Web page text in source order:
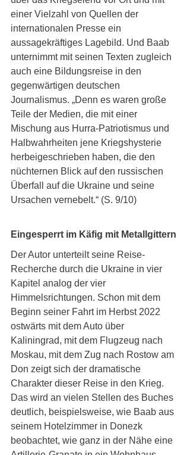
einer Vielzahl von Quellen der
internationalen Presse ein
aussagekräftiges Lagebild. Und Baab
unternimmt mit seinen Texten zugleich
auch eine Bildungsreise in den
gegenwärtigen deutschen
Journalismus. „Denn es waren große
Teile der Medien, die mit einer
Mischung aus Hurra-Patriotismus und
Halbwahrheiten jene Kriegshysterie
herbeigeschrieben haben, die den
nüchternen Blick auf den russischen
Überfall auf die Ukraine und seine
Ursachen vernebelt.“ (S. 9/10)
Eingesperrt im Käfig mit Metallgittern
Der Autor unterteilt seine Reise-
Recherche durch die Ukraine in vier
Kapitel analog der vier
Himmelsrichtungen. Schon mit dem
Beginn seiner Fahrt im Herbst 2022
ostwärts mit dem Auto über
Kaliningrad, mit dem Flugzeug nach
Moskau, mit dem Zug nach Rostow am
Don zeigt sich der dramatische
Charakter dieser Reise in den Krieg.
Das wird an vielen Stellen des Buches
deutlich, beispielsweise, wie Baab aus
seinem Hotelzimmer in Donezk
beobachtet, wie ganz in der Nähe eine